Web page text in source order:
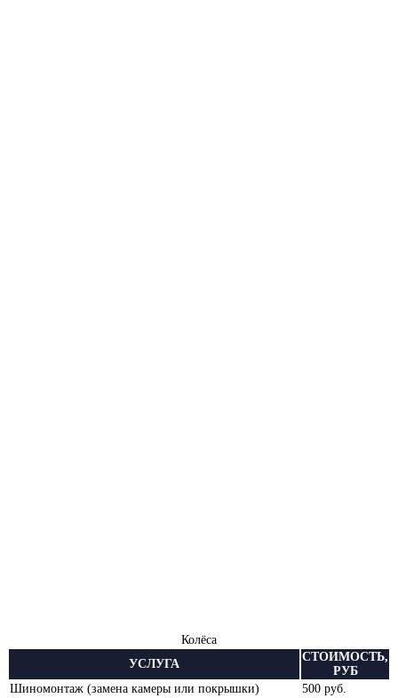
Колёса
УСЛУГА
СТОИМОСТЬ,
РУБ
Шиномонтаж (замена камеры или покрышки)
500 руб.